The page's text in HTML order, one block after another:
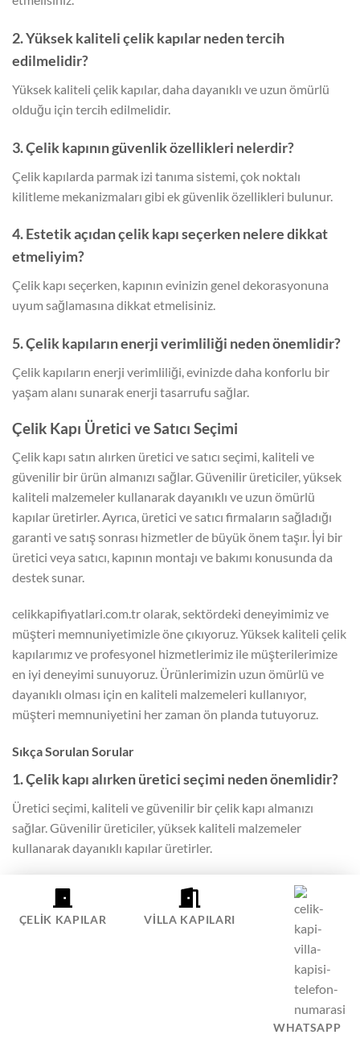
2. Yüksek kaliteli çelik kapılar neden tercih
edilmelidir?
Yüksek kaliteli çelik kapılar, daha dayanıklı ve uzun ömürlü
olduğu için tercih edilmelidir.
3. Çelik kapının güvenlik özellikleri nelerdir?
Çelik kapılarda parmak izi tanıma sistemi, çok noktalı
kilitleme mekanizmaları gibi ek güvenlik özellikleri bulunur.
4. Estetik açıdan çelik kapı seçerken nelere dikkat
etmeliyim?
Çelik kapı seçerken, kapının evinizin genel dekorasyonuna
uyum sağlamasına dikkat etmelisiniz.
5. Çelik kapıların enerji verimliliği neden önemlidir?
Çelik kapıların enerji verimliliği, evinizde daha konforlu bir
yaşam alanı sunarak enerji tasarrufu sağlar.
Çelik Kapı Üretici ve Satıcı Seçimi
Çelik kapı satın alırken üretici ve satıcı seçimi, kaliteli ve
güvenilir bir ürün almanızı sağlar. Güvenilir üreticiler, yüksek
kaliteli malzemeler kullanarak dayanıklı ve uzun ömürlü
kapılar üretirler. Ayrıca, üretici ve satıcı firmaların sağladığı
garanti ve satış sonrası hizmetler de büyük önem taşır. İyi bir
üretici veya satıcı, kapının montajı ve bakımı konusunda da
destek sunar.
celikkapifiyatlari.com.tr olarak, sektördeki deneyimimiz ve
müşteri memnuniyetimizle öne çıkıyoruz. Yüksek kaliteli çelik
kapılarımız ve profesyonel hizmetlerimiz ile müşterilerimize
en iyi deneyimi sunuyoruz. Ürünlerimizin uzun ömürlü ve
dayanıklı olması için en kaliteli malzemeleri kullanıyor,
müşteri memnuniyetini her zaman ön planda tutuyoruz.
Sıkça Sorulan Sorular
1. Çelik kapı alırken üretici seçimi neden önemlidir?
Üretici seçimi, kaliteli ve güvenilir bir çelik kapı almanızı
sağlar. Güvenilir üreticiler, yüksek kaliteli malzemeler
kullanarak dayanıklı kapılar üretirler.
2. İyi bir satıcı nasıl seçilir?
İyi bir satıcı, kaliteli ürünler sunar ve müşteri memnuniyetini
ön planda tutar. Ayrıca, satış sonrası hizmetler ve garanti
ÇELIK KAPILAR VILLA KAPILARI
WHATSAPP